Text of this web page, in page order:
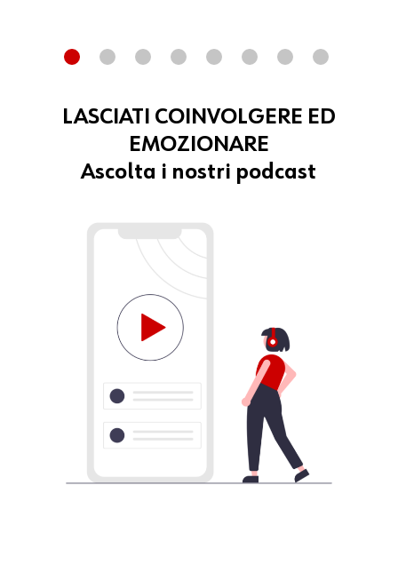
LASCIATI COINVOLGERE ED
EMOZIONARE
Ascolta i nostri podcast